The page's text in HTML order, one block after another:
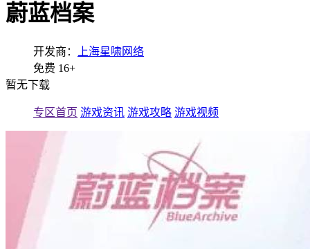
蔚蓝档案
开发商：
上海星啸网络
免费 16+
暂无下载
专区首页 游戏资讯 游戏攻略 游戏视频